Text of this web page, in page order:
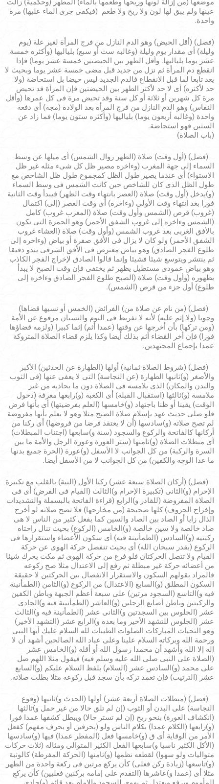
موضعها (من إزالة لونها وريحها وطعمها بالماء) المطهر (وحكمية) زالت
عينها ولم يبق لها لون ولا ريح ولا طعم (فيكفى جرى الماء عليها) مرة
واحدة.
(فصل) (أقل الحيض) وهو الدم النازل من فرج المرأة لغير علة (يوم
وليلة) أى مقدار يوم وليلة (وغالبه ست أو سبع) بلياليها (وأكثره خمسة
عشر يوما بلياليها. وأقل الطهر بين الحيضتين خمسة عشر يوما) فإذا
انقطع دم المرأة ثم نزل من جديد قبل مضى خمسة عشر يوما وبحيث لا
يعد تابعا لما قبل الانقطاع فالدم الجديد ليس حيضا بل استحاضة (ولا
حد لأكثره) أى لا حد لأكثر الطهر بين الحيضتين فإن المرأة قد تحيض
مرة كل شهرين أو ثلاثة أو كل سنة وقد تحيض مرة فى كل عمرها (وأقل
النفاس) وهو الدم النازل من فرج المرأة بعد الولادة (مجة) أى دفعة
واحدة (وغالبه أربعون يوما) بلياليها (وأكثره ستون يوما) فما زاد عن
الستين فهو استحاضة.
(باب الصلاة)
(فصل) (أول وقت) صلاة (الظهر زوال الشمس) أى ميلها عن وسط
السماء إلى جهة المغرب (وءاخره مصير ظل كل شىء مثله غير ظل
الاستواء) أى عندما يصير طول الظل كمجموع طول ظل الشاخص مع
طول الظل الذى كان للشاخص حين كانت الشمس فى وسط السماء
(و)يدخل (أول وقت) صلاة (العصر بانتهاء وقت الظهر) فيبدأ وقت الثانية
فورا بعد انتهاء وقت الأولى (وءاخره) أى وقت العصر (إلى) اكتمال
(غروب) قرص (الشمس وأول وقت) صلاة (المغرب غروب) كامل
(الشمس وءاخره إلى غروب الشفق الأحمر) وهو الحمرة التى تكون
بالأفق الغربى بعد غروب الشمس (وأول وقت) صلاة (العشاء غروب
الشفق الأحمر) ولو كان لا يزال فى الأفق صفرة أو بياض (وءاخره إلى
طلوع الفجر الصادق) وهو بياض معترض فى الأفق الشرقى يبدو دقيقا
ثم ينتشر ويتوسع شيئا فشيئا وإنما قالوا الصادق لإخراج الفجر الكاذب
وهو بياض عمودى مستطيل يظهر ثم يختفى فإن وقت الصبح لا يبدأ
بظهوره (وأول وقت) صلاة (الصبح طلوع الفجر الصادق وءاخره إلى
طلوع) أول جزء من قرص (الشمس).
(فصل) (من نام عن صلاة من) الفرائض (الخمس أو نسيها قضاها)
وجوبا (ولا إثم عليه) لأنه لا تفريط فى النوم والنسيان مرفوع عن الأمة
(ومن تركها) بأن أخرجها عن وقتها (عمدا أثم) إثما كبيرا (ولزمه قضاؤها
فورا) فإن أخر القضاء أثم بذلك أيضا وكذا يلزم قضاء الصلاة المتروكة
عمدا بإجماع المجتهدين.
(فصل) (شروط الصلاة ثمانية) أولها (الطهارة عن الحدثين) الأكبر
والأصغر (و)ثانيها الطهارة (عن النجاسة) التى لا يعفى عنها (فى الثوب
والبدن والمكان) الذى يلامسه فى الصلاة دون ما يحاذيه من غير
ملامسة (و)ثالثها (استقبال القبلة) أى الكعبة (و)رابعها معرفة (دخول
الوقت) يقينا أو ظنا باجتهاد (و)خامسها (العلم بفرضيتها) أى بأنها فرض
فلو صلى حديث عهد بإسلام صلاة الصبح مثلا وهو لا يعلم بأنها مفروضة
لم تصح صلاته (و)سادسها (أن لا يعتقد فرضا من فروضها) أى ركنا من
أركانها كالفاتحة والركوع والسجود (سنة و)سابعها (اجتناب المبطلات)
أى مبطلات الصلاة (و)ثامنها (ستر العورة وعورة الرجل والأمة ما بين
السرة والركبة) من كل الجوانب لا الأسفل (و)عورة (الحرة جميع بدنها
ما عدا الوجه والكفين) من كل الجوانب لا من الأسفل أيضا.
(فصل) (أركان الصلاة سبعة عشر) ركنا الأول (النية) بالقلب مع تكبيرة
الإحرام (و)الثانى (تكبيرة الإحرام و)الثالث (القيام فى الفرض) أى فى
الصلاة المفروضة (للقادر و)الرابع (قراءة الفاتحة بالبسملة والتشديدات
وإخراج الحروف) كلها صحيحة (من مخارجها) فلا تصح صلاته لو أخرج
الذال زايا أو الصاد بين الصاد والسين كما يفعل كثير من الناس لا هى
صاد خالصة ولا سين خالصة (و)الخامس (الركوع) بحيث تنال راحتاه
ركبتيه (و)السادس (الطمأنينة فيه) أى سكون الأعضاء واستقرارها فى
الركوع (بقدر سبحان الله) أى بحيث تنفصل حركة الهوى عن حركة
القيام ولا تتصل الحركتان فلو فرغ من حركة الهوى ثم مكث يحرك شيئا
من أعضائه حركة غير مبطلة ثم رفع إلى الاعتدال مثلا صح ركوعه
فالمراد بقولهم السكون والاستقرار الانفصال بين الحركتين لا حقيقة
السكون المطلق (و)السابع (الاعتدال) من الركوع (و)الثامن (الطمأنينة
فيه و)التاسع (السجود مرتين) على سبعة أعظم الجبهة وباطن الكفين
والركبتين وباطن أصابع الرجلين (و)العاشر (الطمأنينة فيه و)الحادى
عشر (الجلوس بين السجدتين و)الثانى عشر (الطمأنينة فيه و)الثالث
عشر (الجلوس للتشهد الأخير وما بعده و)الرابع عشر (التشهد الأخير)
وهو التحيات المباركات الصلوات الطيبات لله السلام عليك أيها النبى
ورحمة الله وبركاته السلام علينا وعلى عباد الله الصالحين أشهد أن لا
إله إلا الله وأشهد أن محمدا رسول الله أو أقله (و)الخامس عشر
(الصلاة على النبى صلى الله عليه وسلم فيه) فيقول مثلا اللهم صل
على محمد (و)السادس عشر (السلام) بلفظ السلام عليكم (و)السابع
عشر (الترتيب) فإن تعمد تركه بأن سجد قبل ركوعه مثلا بطلت صلاته.
(فصل) (مبطلات الصلاة أربعة عشر) أولها (الحدث و)ثانيها (وقوع
النجاسة) على البدن أو الثوب (إن لم تلق حالا من غير حمل و)ثالثها
(انكشاف العورة) بنحو ريح (إن لم تستر حالا) ويبطل كشفها عمدا فورا
(و)رابعها (الكلام عمدا) بكلام الناس ولو (بحرفين أو بحرف مفهم) كفعل
الأمر من الوقاية أى ق (و)خامسها فعل (المفطر عمدا) فيها (و)سادسها
(الأكل الكثير ناسيا و)سابعها الفعل الكثير المتوالى ومثاله (ثلاث حركات
متواليات ولو سهوا) لقطعه نظمها (و)ثامنها (الحركة المفرطة) كالوثبة
(و)تاسعها (زيادة ركن فعلى) كأن يركع مرتين فى ركعة واحدة من الظهر
مثلا أى (عمدا و)عاشرها (التقدم على إمامه بركنين فعليين) كأن يركع